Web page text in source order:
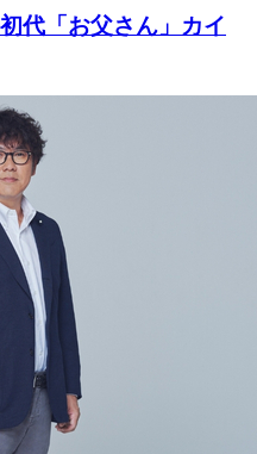
代「お父さん」カイ